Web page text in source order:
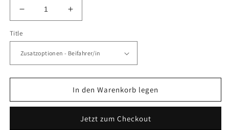
Verringere
die
Menge
Zusatzfahrer
Erhöhe
die
Zusatzfahrer
Title
In den Warenkorb legen
Jetzt zum Checkout